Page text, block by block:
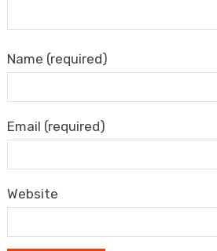
Name (required)
Email (required)
Website